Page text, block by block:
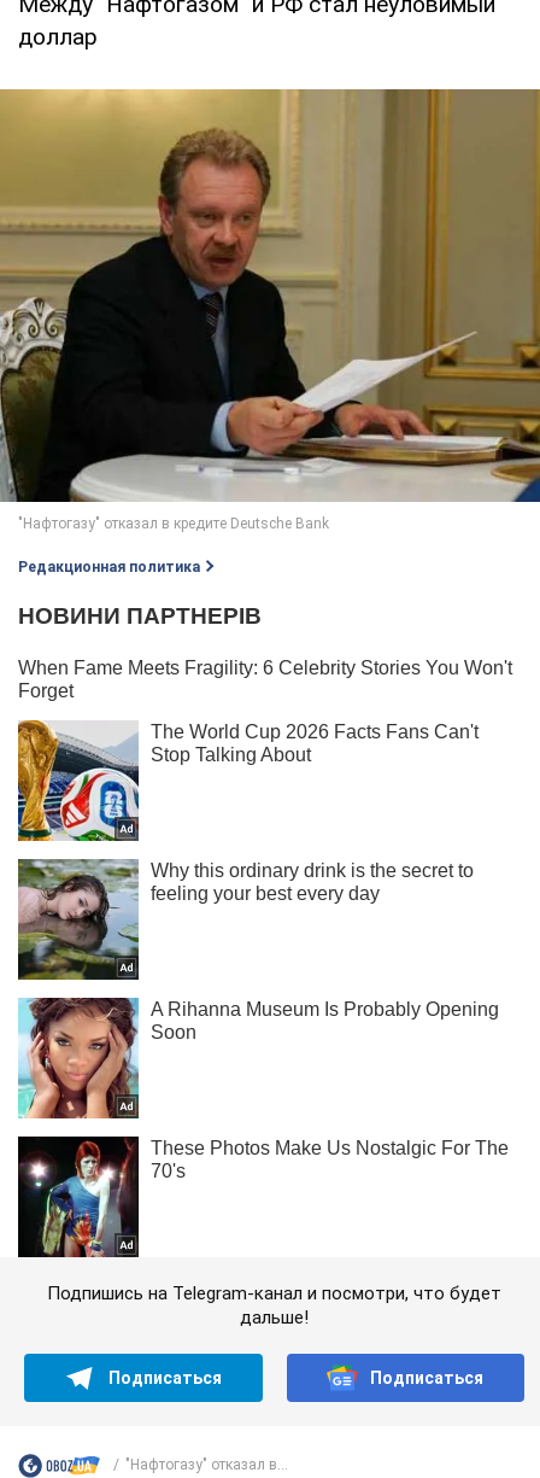
доллар
Редакционная политика
Подпишись на Telegram-канал и посмотри, что будет
дальше!
Подписаться Подписаться
"Нафтогазу" отказал в...